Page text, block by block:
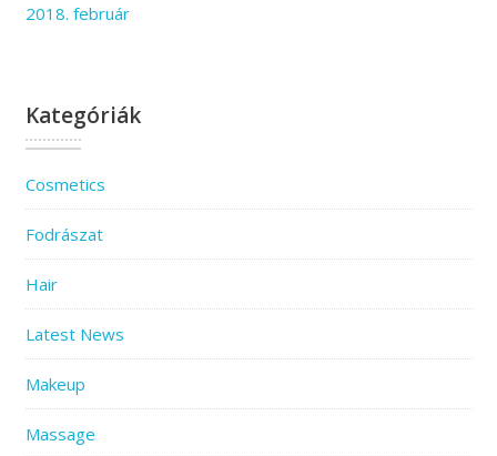
2018. február
Kategóriák
Cosmetics
Fodrászat
Hair
Latest News
Makeup
Massage